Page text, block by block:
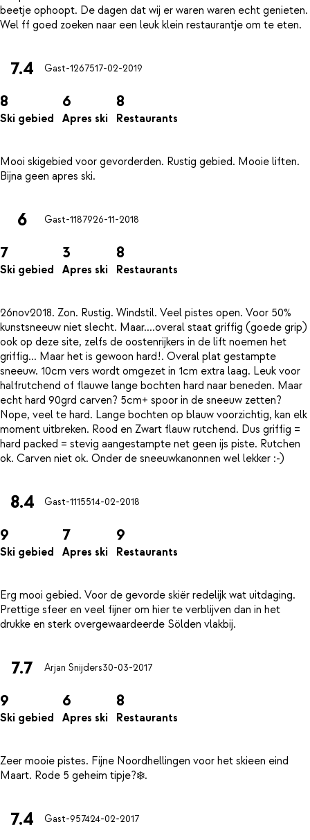
beetje ophoopt. De dagen dat wij er waren waren echt genieten.
7.4 Gast-1267517-02-2019
8
Ski gebied
6
Apres ski
8
Restaurants
Mooi skigebied voor gevorderden. Rustig gebied. Mooie liften.
6 Gast-1187926-11-2018
7
Ski gebied
3
Apres ski
8
Restaurants
26nov2018. Zon. Rustig. Windstil. Veel pistes open. Voor 50%
kunstsneeuw niet slecht. Maar....overal staat griffig (goede grip)
ook op deze site, zelfs de oostenrijkers in de lift noemen het
griffig... Maar het is gewoon hard!. Overal plat gestampte
sneeuw. 10cm vers wordt omgezet in 1cm extra laag. Leuk voor
halfrutchend of flauwe lange bochten hard naar beneden. Maar
echt hard 90grd carven? 5cm+ spoor in de sneeuw zetten?
Nope, veel te hard. Lange bochten op blauw voorzichtig, kan elk
moment uitbreken. Rood en Zwart flauw rutchend. Dus griffig =
hard packed = stevig aangestampte net geen ijs piste. Rutchen
8.4 Gast-1115514-02-2018
9
Ski gebied
7
Apres ski
9
Restaurants
Erg mooi gebied. Voor de gevorde skiër redelijk wat uitdaging.
Prettige sfeer en veel fijner om hier te verblijven dan in het
7.7 Arjan Snijders30-03-2017
9
Ski gebied
6
Apres ski
8
Restaurants
Zeer mooie pistes. Fijne Noordhellingen voor het skieen eind
7.4 Gast-957424-02-2017